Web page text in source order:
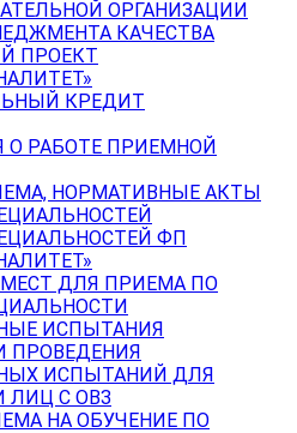
ОРГАНИЗАЦИИ
КАЧЕСТВА
ПРОЕКТ
КРЕДИТ
РАБОТЕ ПРИЕМНОЙ
НОРМАТИВНЫЕ АКТЫ
ФП
ДЛЯ ПРИЕМА ПО
ИСПЫТАНИЯ
ПРОВЕДЕНИЯ
ИСПЫТАНИЙ ДЛЯ
ЛИЦ С ОВЗ
НА ОБУЧЕНИЕ ПО